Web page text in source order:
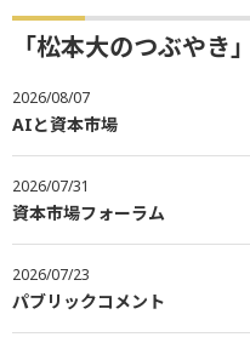
「松本大のつぶやき
2026/08/07
AIと資本市場
2026/07/31
資本市場フォーラム
2026/07/23
パブリックコメント